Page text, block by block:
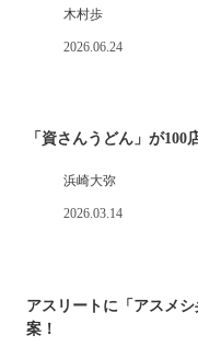
木村歩
2026.06.24
「資さんうどん」が
浜崎大弥
2026.03.14
アスリートに「アスメ
案！